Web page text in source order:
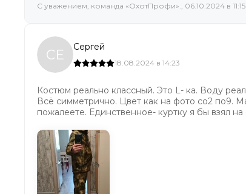
C уважением, команда «ОхотПрофи»., 06.10.2024 в 11:15
СЕ Сергей
18.08.2024 в 14:23
Костюм реально классный. Это L- ка. Воду
Всё симметрично. Цвет как на фото со2 по9.
пожалеете. Единственное- куртку я бы взял